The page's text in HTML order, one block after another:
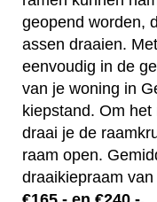
geopend worden,
assen draaien.
eenvoudig in de
van je woning in
kiepstand. Om
draai je de
raam open.
draaikiepraam